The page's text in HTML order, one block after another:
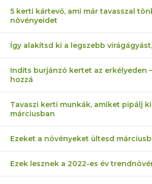
5 kerti kártevő, ami már tavasszal
növényeidet
Így alakítsd ki a legszebb
Indíts burjánzó kertet az erkélyeden
hozzá
Tavaszi kerti munkák, amiket pipálj
márciusban
Ezeket a növényeket ültesd
Ezek lesznek a 2022-es év